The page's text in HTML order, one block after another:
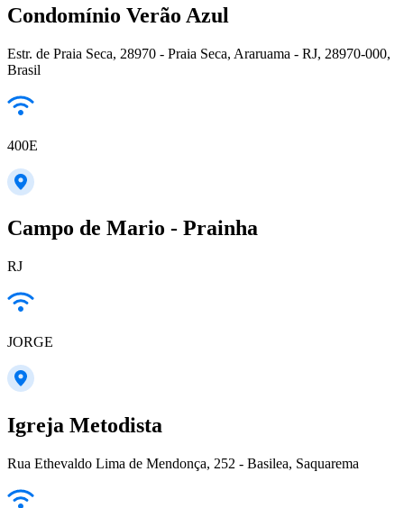
Condomínio Verão Azul
Estr. de Praia Seca, 28970 - Praia Seca, Araruama - RJ, 28970-000,
Brasil
400E
Campo de Mario - Prainha
RJ
JORGE
Igreja Metodista
Rua Ethevaldo Lima de Mendonça, 252 - Basilea, Saquarema